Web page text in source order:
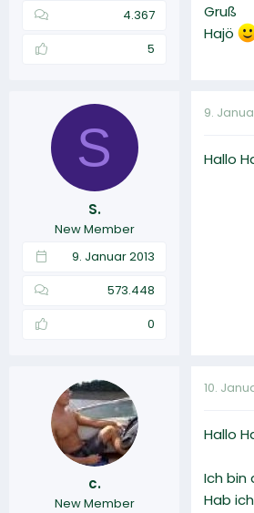
4.367
5
Gruß
Hajö
S
S.
New Member
9. Januar 2013
573.448
0
9.
Hallo
c.
New Member
10.
Hallo
Ich bin
Hab